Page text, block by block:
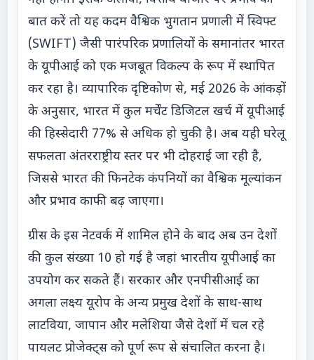
बात करें तो यह कदम वैश्विक भुगतान प्रणाली में स्विफ्ट
(SWIFT) जैसी पारंपरिक प्रणालियों के समानांतर भारत
के यूपीआई को एक मजबूत विकल्प के रूप में स्थापित
कर रहा है। व्यापारिक दृष्टिकोण से, मई 2026 के आंकड़ों
के अनुसार, भारत में कुल मर्चेंट डिजिटल खर्च में यूपीआई
की हिस्सेदारी 77% से अधिक हो चुकी है। अब यही घरेलू
सफलता अंतरराष्ट्रीय स्तर पर भी दोहराई जा रही है,
जिससे भारत की फिनटेक कंपनियों का वैश्विक मूल्यांकन
और प्रभाव काफी बढ़ जाएगा।
ग्रीस के इस नेटवर्क में शामिल होने के बाद अब उन देशों
की कुल संख्या 10 हो गई है जहां भारतीय यूपीआई का
उपयोग कर सकते हैं। सरकार और एनपीसीआई का
अगला लक्ष्य यूरोप के अन्य प्रमुख देशों के साथ-साथ
लाटविया, जापान और मलेशिया जैसे देशों में चल रहे
पायलट प्रोजेक्ट्स को पूर्ण रूप से संचालित करना है।